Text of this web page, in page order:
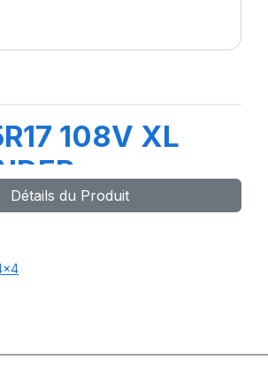
108V XL
Détails du Produit